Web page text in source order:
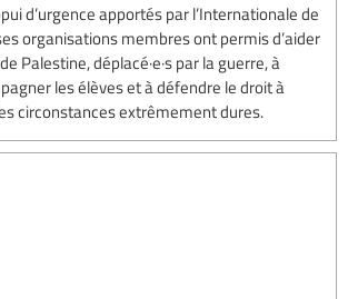
d’urgence apportés par l’Internationale de
organisations membres ont permis d’aider
Palestine, déplacé·e·s par la guerre, à
les élèves et à défendre le droit à
circonstances extrêmement dures.